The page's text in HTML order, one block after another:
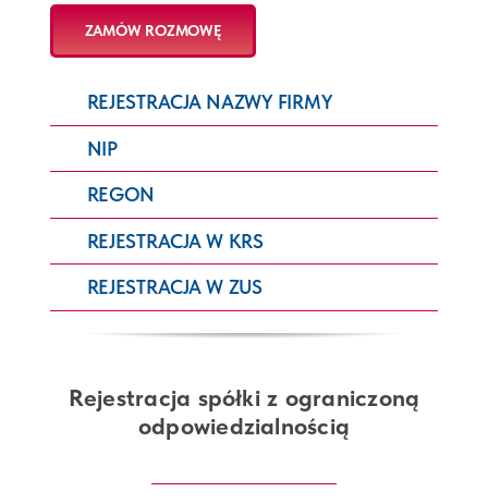
ZAMÓW ROZMOWĘ
REJESTRACJA NAZWY FIRMY
NIP
REGON
REJESTRACJA W KRS
REJESTRACJA W ZUS
Rejestracja spółki z ograniczoną
odpowiedzialnością